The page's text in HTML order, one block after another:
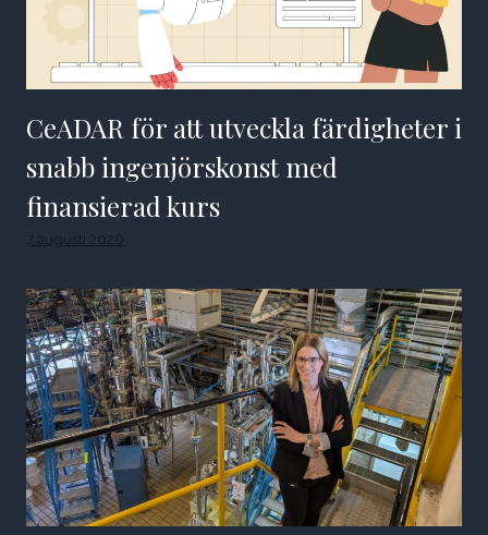
CeADAR för att utveckla färdigheter i
snabb ingenjörskonst med
finansierad kurs
7 augusti 2026